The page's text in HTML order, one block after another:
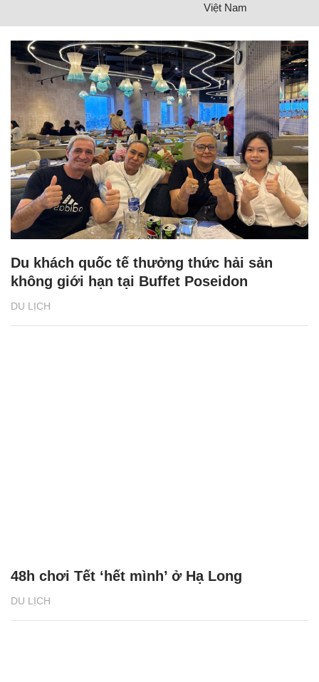
Việt Nam
DU LỊCH
Du khách quốc tế thưởng thức hải sản
không giới hạn tại Buffet Poseidon
DU LỊCH
48h chơi Tết ‘hết mình’ ở Hạ Long